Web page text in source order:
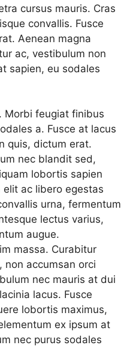
cursus mauris. Cras
convallis. Fusce
Aenean magna
ac, vestibulum non
sapien, eu sodales
Morbi feugiat finibus
a. Fusce at lacus
quis, dictum erat.
nec blandit sed,
lobortis sapien
ac libero egestas
urna, fermentum
lectus varius,
augue.
massa. Curabitur
non accumsan orci
nec mauris at dui
lacus. Fusce
lobortis maximus,
ex ipsum at
nec purus sodales